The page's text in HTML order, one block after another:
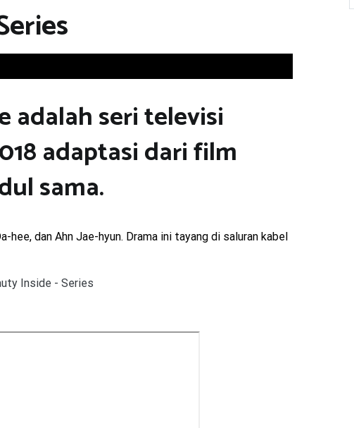
adalah seri televisi
adaptasi dari film
sama.
hee, dan Ahn Jae-hyun. Drama ini tayang di saluran kabel